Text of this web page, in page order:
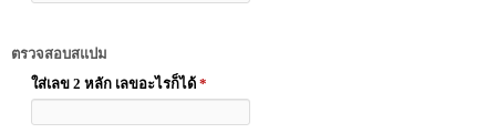
ตรวจสอบสแปม
ใส่เลข 2 หลัก เลขอะไรก็ได้ *